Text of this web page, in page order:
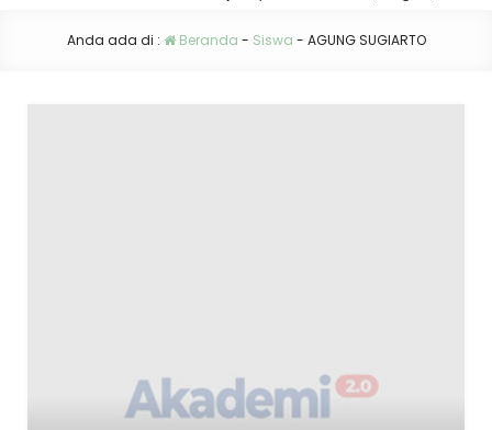
Anda ada di : Beranda - Siswa - AGUNG SUGIARTO